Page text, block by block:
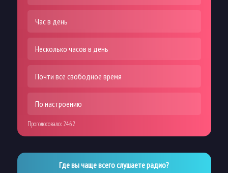
Час в день
Несколько часов в день
Почти все свободное время
По настроению
Проголосовало: 2462
Где вы чаще всего слушаете радио?